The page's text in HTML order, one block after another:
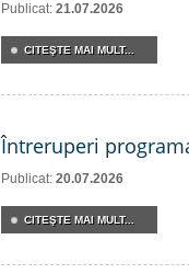
Publicat: 21.07.2026
CITEŞTE MAI MULT...
Întreruperi
Publicat: 20.07.2026
CITEŞTE MAI MULT...